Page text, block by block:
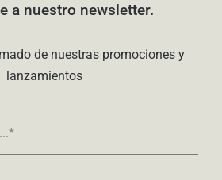
a nuestro newsletter.
de nuestras promociones y
lanzamientos